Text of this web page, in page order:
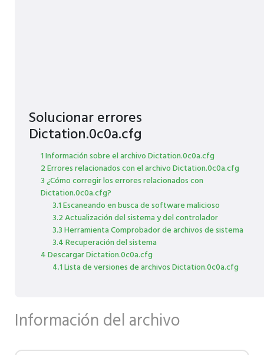
Solucionar errores
Dictation.0c0a.cfg
1 Información sobre el archivo Dictation.0c0a.cfg
2 Errores relacionados con el archivo Dictation.0c0a.cfg
3 ¿Cómo corregir los errores relacionados con
Dictation.0c0a.cfg?
3.1 Escaneando en busca de software malicioso
3.2 Actualización del sistema y del controlador
3.3 Herramienta Comprobador de archivos de sistema
3.4 Recuperación del sistema
4 Descargar Dictation.0c0a.cfg
4.1 Lista de versiones de archivos Dictation.0c0a.cfg
Información del archivo